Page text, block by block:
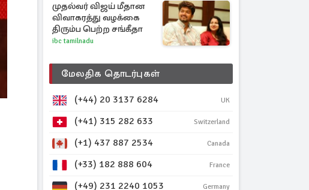
முதல்வர் விஜய் மீதான
விவாகரத்து வழக்கை
திரும்ப பெற்ற சங்கீதா
ibc tamilnadu
மேலதிக தொடர்புகள்
(+44) 20 3137 6284 UK
(+41) 315 282 633 Switzerland
(+1) 437 887 2534 Canada
(+33) 182 888 604 France
(+49) 231 2240 1053 Germany